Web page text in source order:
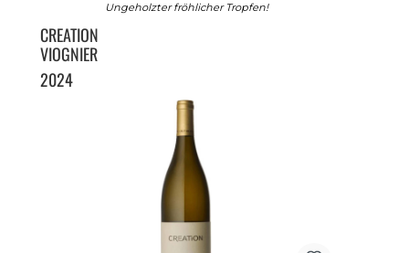
Ungeholzter fröhlicher Tropfen!
CREATION
VIOGNIER
2024